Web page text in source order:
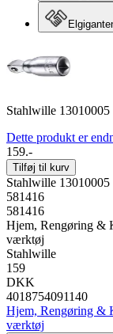
Stahlwille
Dette produkt er
159.-
Tilføj til kurv
Stahlwille
581416
581416
Hjem, Rengøring &
værktøj
Stahlwille
159
DKK
4018754091140
Hjem, Rengøring &
værktøj